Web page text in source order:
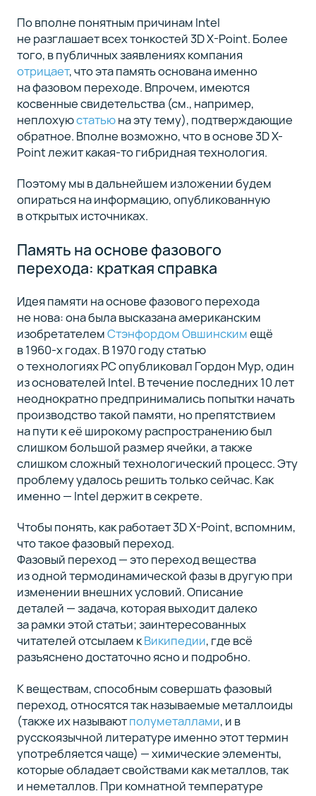
По вполне понятным причинам Intel
не разглашает всех тонкостей 3D X-Point. Более
того, в публичных заявлениях компания
отрицает, что эта память основана именно
на фазовом переходе. Впрочем, имеются
косвенные свидетельства (см., например,
неплохуюстатьюна эту тему), подтверждающие
обратное. Вполне возможно, что в основе 3D X-
Point лежит какая-то гибридная технология.
Поэтому мы в дальнейшем изложении будем
опираться на информацию, опубликованную
в открытых источниках.
Память на основе фазового
перехода: краткая справка
Идея памяти на основе фазового перехода
не нова: она была высказана американским
изобретателемСтэнфордом Овшинскимещё
в 1960-х годах. В 1970 году статью
о технологиях PC опубликовал Гордон Мур, один
из основателей Intel. В течение последних 10 лет
неоднократно предпринимались попытки начать
производство такой памяти, но препятствием
на пути к её широкому распространению был
слишком большой размер ячейки, а также
слишком сложный технологический процесс. Эту
проблему удалось решить только сейчас. Как
именно — Intel держит в секрете.
Чтобы понять, как работает 3D X-Point, вспомним,
что такое фазовый переход.
Фазовый переход — это переход вещества
из одной термодинамической фазы в другую при
изменении внешних условий. Описание
деталей — задача, которая выходит далеко
за рамки этой статьи; заинтересованных
читателей отсылаем кВикипедии, где всё
разъяснено достаточно ясно и подробно.
К веществам, способным совершать фазовый
переход, относятся так называемые металлоиды
(также их называютполуметаллами, и в
русскоязычной литературе именно этот термин
употребляется чаще) — химические элементы,
которые обладает свойствами как металлов, так
и неметаллов. При комнатной температуре